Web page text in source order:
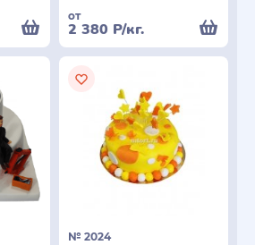
от
2 380 Р/кг.
№ 2024